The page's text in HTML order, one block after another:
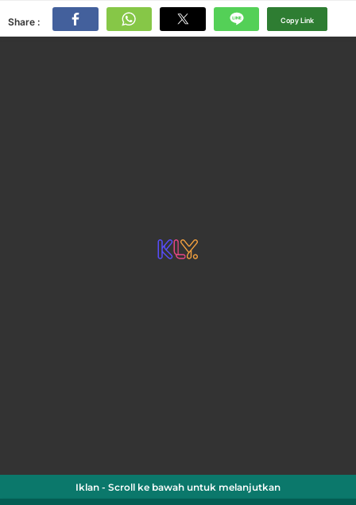
Share : Copy Link
Iklan - Scroll ke bawah untuk melanjutkan